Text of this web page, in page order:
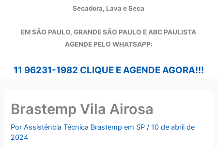
Secadora, Lava e Seca
EM SÃO PAULO, GRANDE SÃO PAULO E ABC PAULISTA
AGENDE PELO WHATSAPP:
11 96231-1982 CLIQUE E AGENDE AGORA!!!
Brastemp Vila Airosa
PorAssistência Técnica Brastemp em SP /10 de abril de
2024